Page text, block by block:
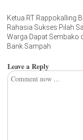
Ketua RT Rappokalling
Rahasia Sukses Pilah
Warga Dapat Sembako
Bank Sampah
Leave a Reply